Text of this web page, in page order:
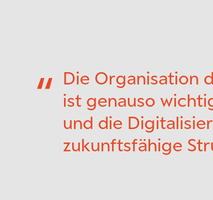
Die Organisation
ist genauso
und die
zukunftsfähige